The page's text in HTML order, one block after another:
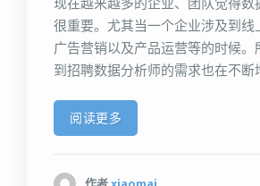
现在越来越多的企业、团队觉得数
很重要。尤其当一个企业涉及到线
广告营销以及产品运营等的时候。
到招聘数据分析师的需求也在不断
阅读更多